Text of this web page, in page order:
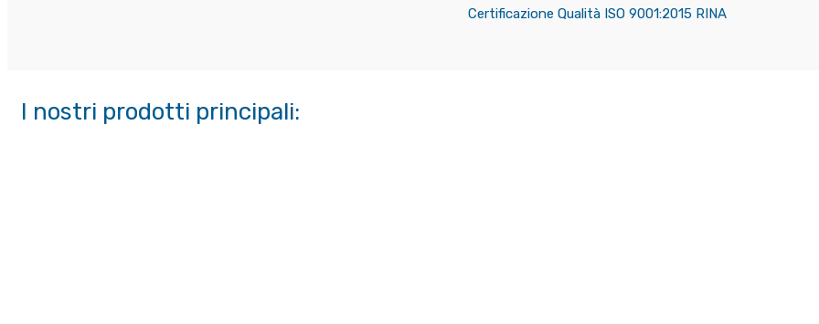
Certificazione Qualità ISO 9001:2015 RINA
I nostri prodotti principali: